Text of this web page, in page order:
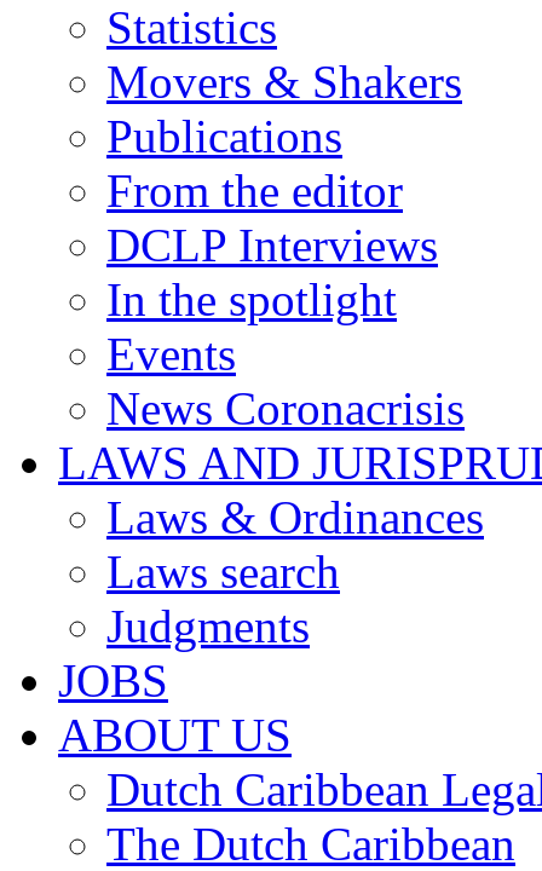
Statistics
Movers & Shakers
Publications
From the editor
DCLP Interviews
In the spotlight
Events
News Coronacrisis
LAWS AND
Laws & Ordinances
Laws search
Judgments
JOBS
ABOUT US
Dutch Caribbean
The Dutch Caribbean